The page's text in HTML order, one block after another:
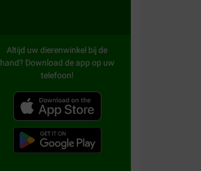
Altijd uw dierenwinkel bij de
hand? Download de app op uw
telefoon!